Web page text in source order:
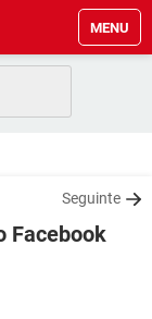
MENU
Seguinte
Facebook